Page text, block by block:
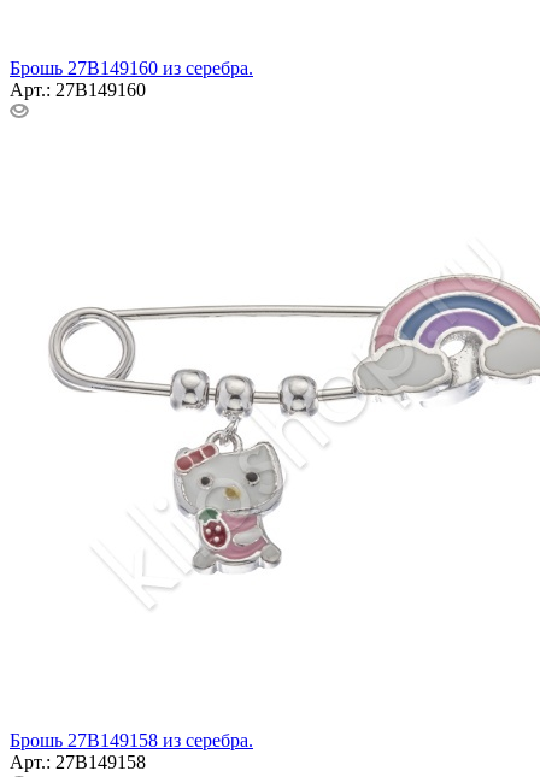
Брошь 27В149160 из серебра.
Арт.: 27В149160
Брошь 27В149158 из серебра.
Арт.: 27В149158